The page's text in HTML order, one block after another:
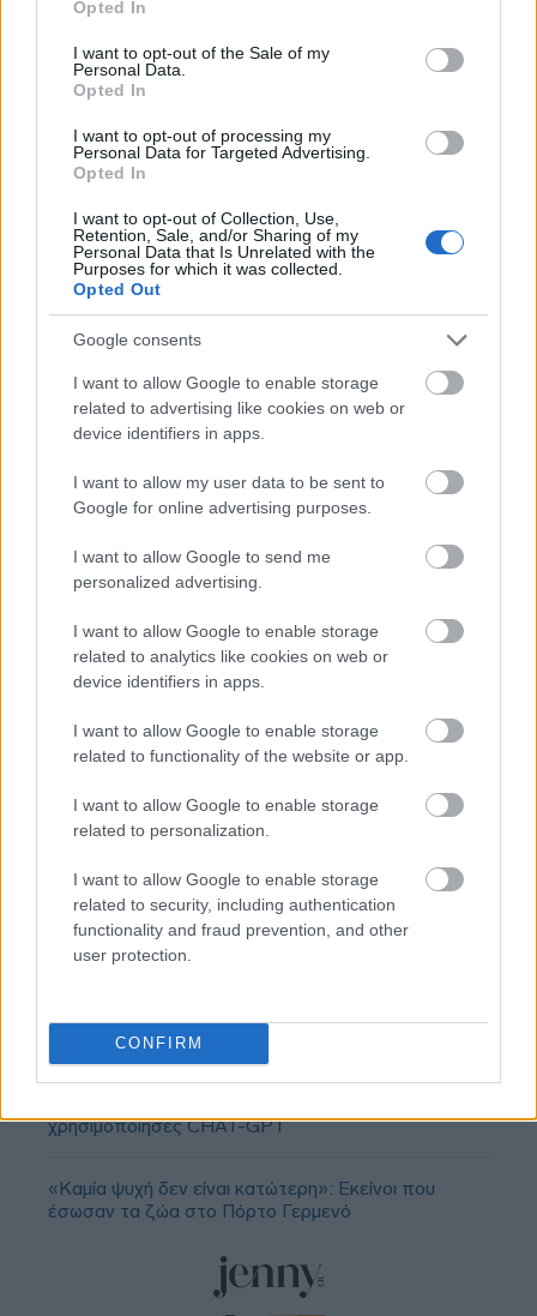
use your data for below specified purposes in below Google
consent section.
Opted In
I want to opt-out of the Sale of my
Personal Data.
Opted In
I want to opt-out of processing my
Personal Data for Targeted Advertising.
Opted In
I want to opt-out of Collection, Use,
Retention, Sale, and/or Sharing of my
Personal Data that Is Unrelated with the
Purposes for which it was collected.
Opted Out
Google consents
I want to allow Google to enable storage
related to advertising like cookies on web or
device identifiers in apps.
I want to allow my user data to be sent to
Google for online advertising purposes.
I want to allow Google to send me
personalized advertising.
I want to allow Google to enable storage
related to analytics like cookies on web or
device identifiers in apps.
I want to allow Google to enable storage
related to functionality of the website or app.
I want to allow Google to enable storage
related to personalization.
I want to allow Google to enable storage
related to security, including authentication
functionality and fraud prevention, and other
user protection.
CONFIRM
Ολυμπιακός: Πρόταση για δανεισμό και οψιόν
αγοράς του Μόουρα σύμφωνα με τους Πορτογάλους
Φενέρμπαχτσε: Αντέγραψε τον ποδοσφαιρικό
Παναθηναϊκό με Spiderman και Λιβάι Γκαρσία!
Ρεάλ Μαδρίτης ή Μπαρτσελόνα; Ο Ρόδρι μπροστά
στο μεγαλύτερο δίλημμα της καριέρας του
«Εδώ η Αθήνα θυμίζει Ευρώπη»: H γειτονιά εκτός
κέντρου που ανακάλυψαν στο TikTok
χρησιμοποίησες CHAT-GPT
«Καμία ψυχή δεν είναι κατώτερη»: Εκείνοι που
έσωσαν τα ζώα στο Πόρτο Γερμενό